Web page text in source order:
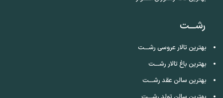
رشـــت
بهترین تالار عروسی رشـــت
بهترین باغ تالار رشـــت
بهترین سالن عقد رشـــت